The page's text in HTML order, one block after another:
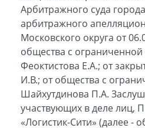
Арбитражного суда
арбитражного
Московского округа от
общества с ограниченной
Феоктистова Е.А.; от
И.В.; от общества с
Шайхутдинова П.А.
участвующих в деле лиц,
«Логистик-Сити» (далее -